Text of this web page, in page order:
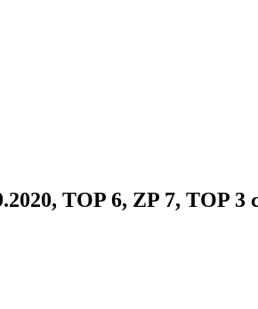
TOP 6, ZP 7, TOP